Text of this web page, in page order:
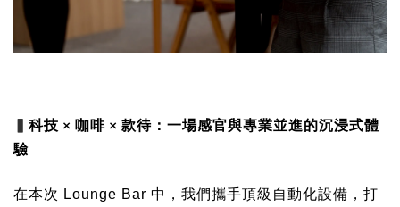
▍ 科技 × 咖啡 × 款待： 一場感官與專業並進的沉浸式體
驗
在本次 Lounge Bar 中，我們攜手頂級自動化設備，打